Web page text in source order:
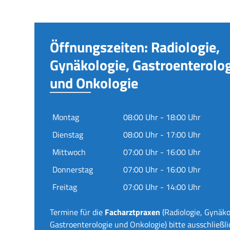
Öffnungszeiten: Radiologie,
Gynäkologie,
und Onkologie
Montag
08:00 Uhr - 18:00 Uhr
Dienstag
08:00 Uhr - 17:00 Uhr
Mittwoch
07:00 Uhr - 16:00 Uhr
Donnerstag
07:00 Uhr - 16:00 Uhr
Freitag
07:00 Uhr - 14:00 Uhr
Termine für die Facharztpraxen (Radiologie,
Gastroenterologie und Onkologie) bitte